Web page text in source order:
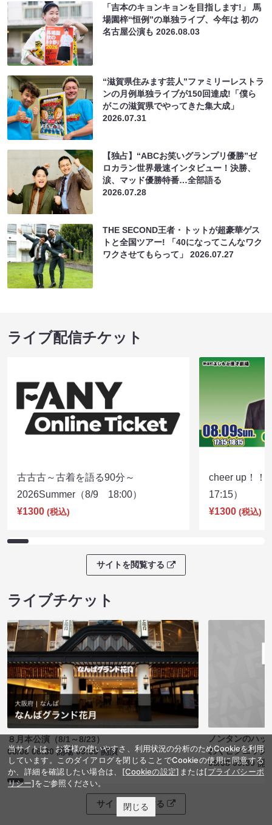
「吉本のキョンキョンを目指します!」 馬
場園梓“恒例”の単独ライブ、今年は 初の
名古屋公演も2026.08.03
“滋賀県住みます芸人”ファミリーレストラ
ンの月例単独ライブが150回達成!「僕ら
がこの滋賀県でやってきた集大成」
2026.07.31
【独占】“ABCお笑いグランプリ優勝”ゼ
ロカラン世界最速インタビュー！決勝、
涙、マッド優勝特番…全部語る
2026.07.28
THE SECOND王者・トットが超豪華ゲス
トと全国ツアー! 「40になってこんなワク
ワクさせてもらって」2026.07.27
ライブ配信チケット
古古古～古着を語る90分～
2026Summer（8/9 18:00）
¥1300 (税込)
cheer up！
17:15）
¥1300 (税込)
サイトを閲覧する
ライブチケット
８月本公演（8/1～8/23）
08/08 08:30 開場 09:00 開演
ノンタンのハ
わくピクニック
08/08 09:30 開
サイトを閲覧する
当サイトは、お客様の使いやすさ、利用状況の分析のためCookieを利用
しています。このダイアログを閉じることでCookieの使用に同意する
か、詳細を確認したい場合は、 [Cookieの設定] または[プライバシーポ
リシー]をご参照ください。
閉じる